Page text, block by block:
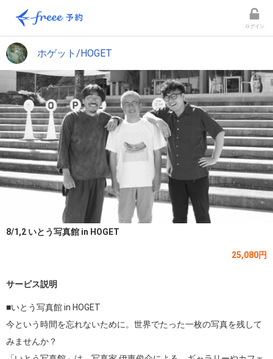
ログイン
ホゲット/HOGET
8/1,2 いとう写真館 in HOGET
25,080円
サービス説明
■いとう写真館 in HOGET
今という時間を忘れないために。世界でたった一枚の写真を残して
みませんか？